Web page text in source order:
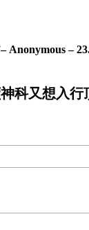
– Anonymous –
科又想入